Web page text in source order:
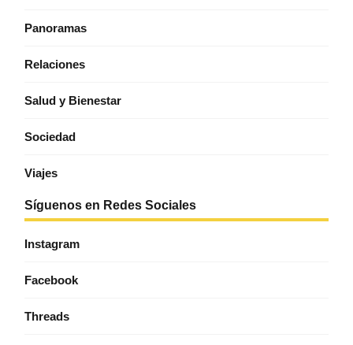
Panoramas
Relaciones
Salud y Bienestar
Sociedad
Viajes
Síguenos en Redes Sociales
Instagram
Facebook
Threads